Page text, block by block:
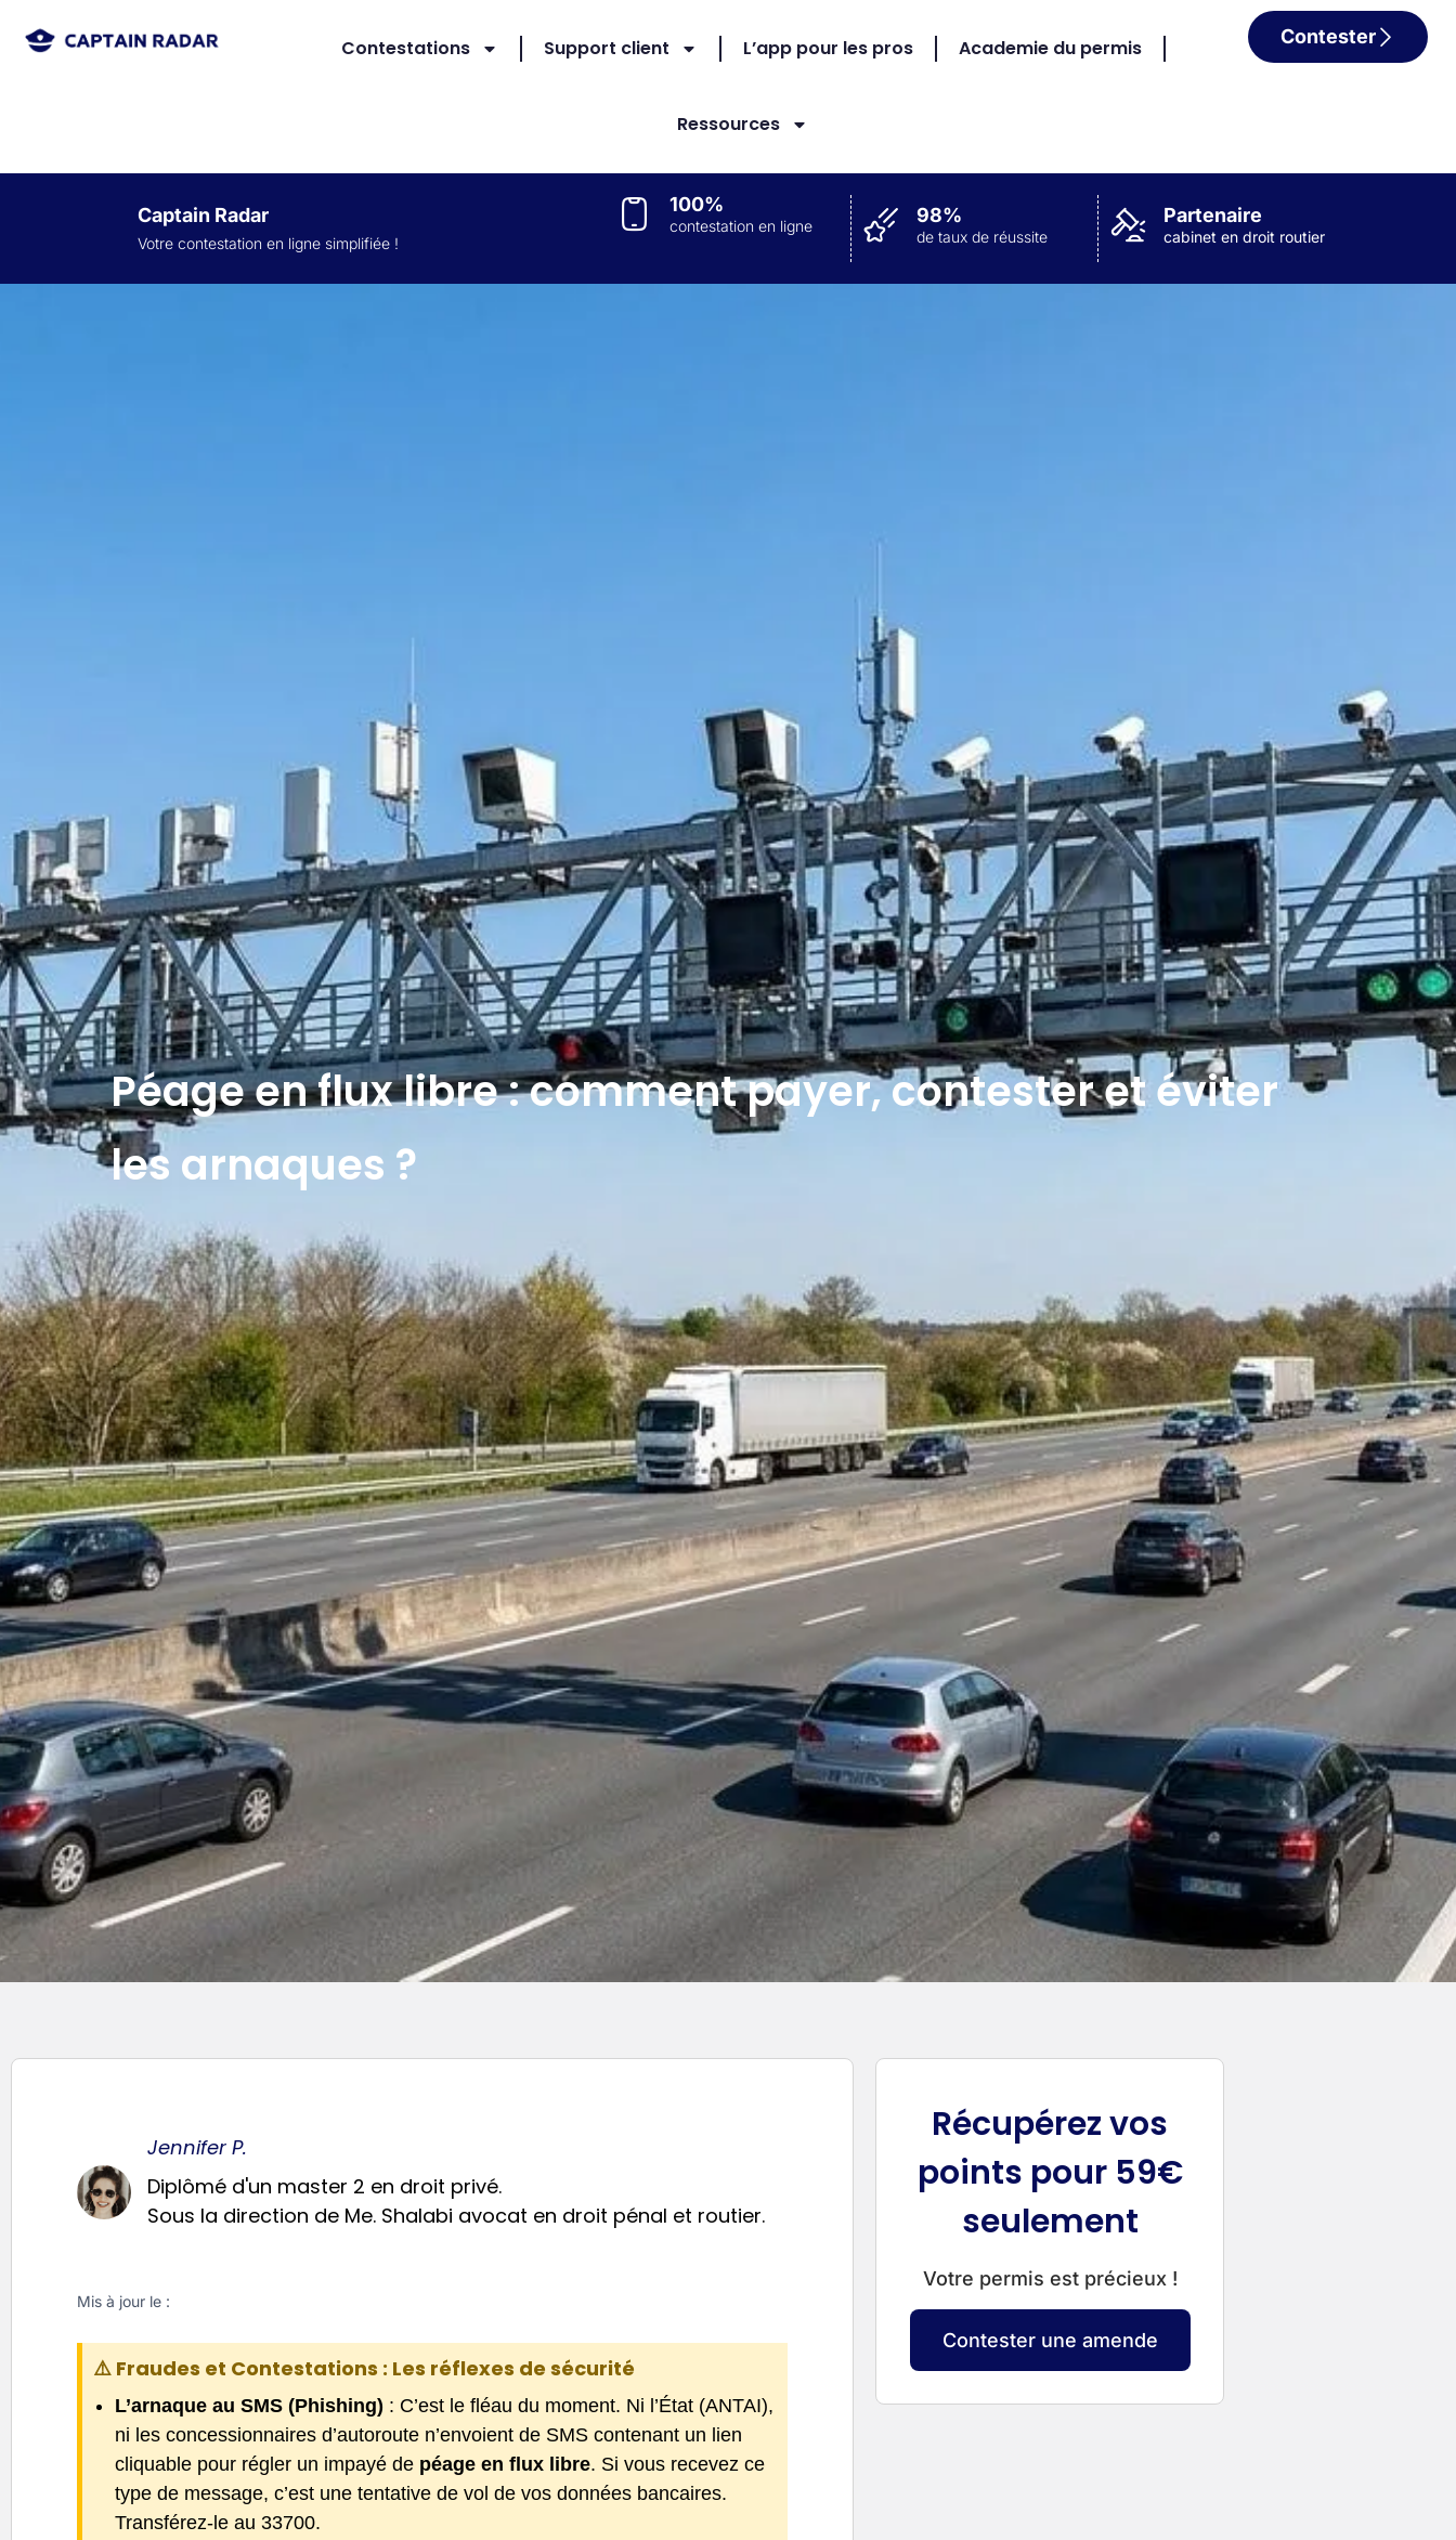
Contestations Support client L’app pour les pros Academie du permis
Ressources
Contester
Captain Radar
Votre contestation en ligne simplifiée !
100%
contestation en ligne 98%
de taux de réussite
Partenaire
cabinet en droit routier
Péage en flux libre : comment payer, contester et éviter
les arnaques ?
Jennifer P.
Diplômé d'un master 2 en droit privé.
Sous la direction de Me. Shalabi avocat en droit pénal et routier.
Mis à jour le :
⚠️ Fraudes et Contestations : Les réflexes de sécurité
L’arnaque au SMS (Phishing) : C’est le fléau du moment. Ni l’État (ANTAI),
ni les concessionnaires d’autoroute n’envoient de SMS contenant un lien
cliquable pour régler un impayé de péage en flux libre. Si vous recevez ce
type de message, c’est une tentative de vol de vos données bancaires.
Transférez-le au 33700.
Récupérez vos
points pour 59€
seulement
Votre permis est précieux !
Contester une amende